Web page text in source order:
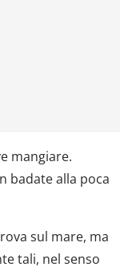
mangiare.
badate alla poca
sul mare, ma
tali, nel senso